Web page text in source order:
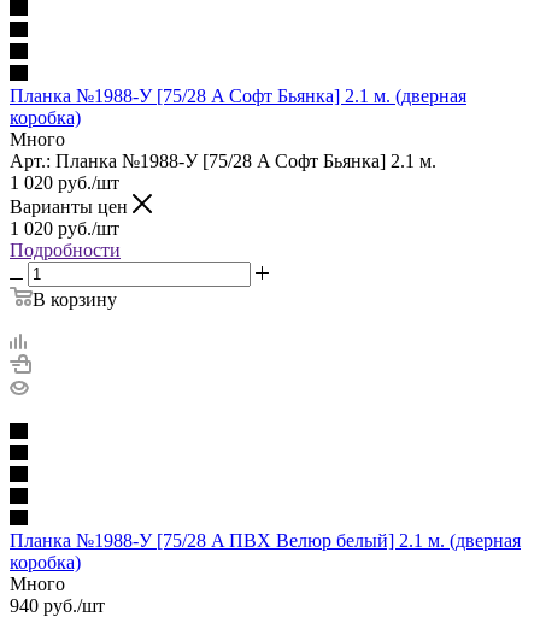
Планка №1988-У [75/28 A Софт Бьянка] 2.1 м. (дверная
коробка)
Много
Арт.: Планка №1988-У [75/28 A Софт Бьянка] 2.1 м.
1 020 руб./шт
Варианты цен
1 020 руб./шт
Подробности
В корзину
Планка №1988-У [75/28 A ПВХ Велюр белый] 2.1 м. (дверная
коробка)
Много
940 руб./шт